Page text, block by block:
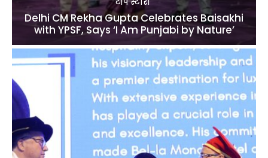
Delhi CM Rekha Gupta Celebrates Baisakhi
with YPSF, Says ‘I Am Punjabi by Nature’